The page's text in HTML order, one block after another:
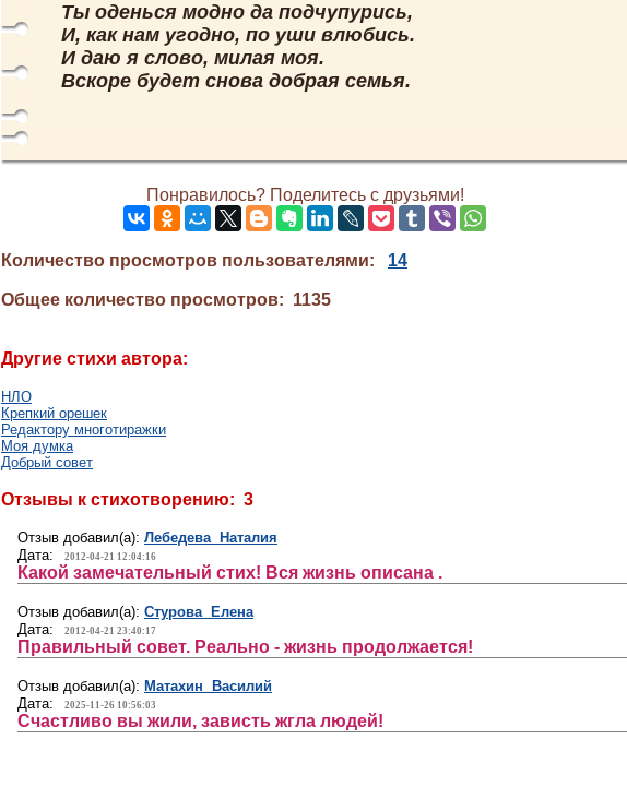
Ты оденься модно да подчупурись,
И, как нам угодно, по уши влюбись.
И даю я слово, милая моя.
Вскоре будет снова добрая семья.
Понравилось? Поделитесь с друзьями!
Количество просмотров пользователями: 14
Общее количество просмотров: 1135
Другие стихи автора:
НЛО
Крепкий орешек
Редактору многотиражки
Моя думка
Добрый совет
Отзывы к стихотворению: 3
Отзыв добавил(а): Лебедева Наталия
Дата:
2012-04-21 12:04:16
Какой замечательный стих! Вся жизнь описана .
Отзыв добавил(а): Стурова Елена
Дата:
2012-04-21 23:40:17
Правильный совет. Реально - жизнь продолжается!
Отзыв добавил(а): Матахин Василий
Дата:
2025-11-26 10:56:03
Счастливо вы жили, зависть жгла людей!